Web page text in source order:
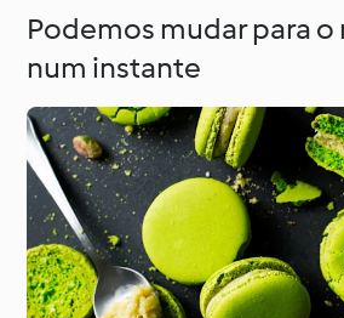
Podemos mudar para
num instante